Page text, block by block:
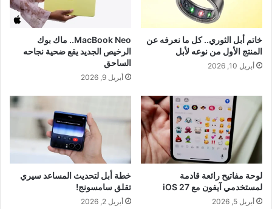
خاتم أبل الثوري.. كل ما نعرفه عن
المنتج الأول من نوعه لأبل
أبريل 10, 2026
MacBook Neo.. ماك بوك
الرخيص الجديد يقع ضحية نجاحه
الساحق
أبريل 9, 2026
لوحة مفاتيح رائعة قادمة
لمستخدمي آيفون مع iOS 27
أبريل 5, 2026
خطة أبل لتحديث المساعد سيري
تقلق سامسونج!
أبريل 2, 2026